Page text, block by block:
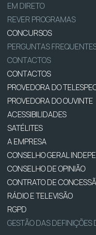
EM DIRETO
REVER PROGRAMAS
CONCURSOS
PERGUNTAS
CONTACTOS
CONTACTOS
PROVEDORA DO
PROVEDORA DO OUVINTE
ACESSIBILIDADES
SATÉLITES
A EMPRESA
CONSELHO GERAL
CONSELHO DE OPINIÃO
CONTRATO DE
RÁDIO E TELEVISÃO
RGPD
GESTÃO DAS DEFINIÇÕES